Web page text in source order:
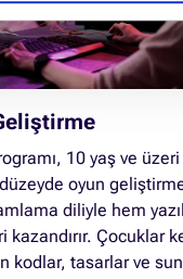
10 yaş ve
oyun
diliyle hem
kazandırır. Çocuklar
kodlar, tasarlar ve